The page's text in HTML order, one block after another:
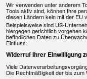
Wir verwenden unter anderem
Tools aktiv sind, können Ihre
diesen Ländern kein mit der EU
Beispielsweise sind US-
hiergegen gerichtlich vorgehen
befindlichen Daten zu
Einfluss.
Widerruf Ihrer Einwilligung
Viele
Die Rechtmäßigkeit der bis